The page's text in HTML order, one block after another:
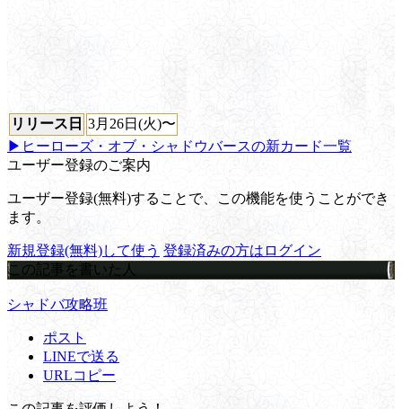
リリース日 3月26日(火)〜
▶ヒーローズ・オブ・シャドウバースの新カード一覧
ユーザー登録のご案内
ユーザー登録(無料)することで、この機能を使うことができ
ます。
新規登録(無料)して使う 登録済みの方はログイン
この記事を書いた人
シャドバ攻略班
ポスト
LINEで送る
URLコピー